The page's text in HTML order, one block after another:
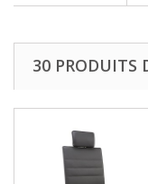
30 PRODUITS